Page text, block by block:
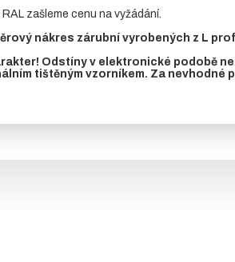
zašleme cenu na vyžádání.
nákres zárubní vyrobených z L
Odstíny v elektronické podobě
tištěným vzorníkem. Za nevhodné